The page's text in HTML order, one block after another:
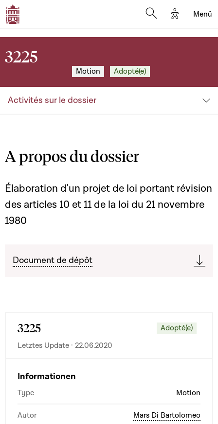
Options
Menü
3225
Motion Adopté(e)
Activités sur le dossier
A propos du dossier
Élaboration d'un projet de loi portant révision
des articles 10 et 11 de la loi du 21 novembre
1980
Document de dépôt
3225
Adopté(e)
Letztes Update · 22.06.2020
Informationen
Type Motion
Autor Mars Di Bartolomeo